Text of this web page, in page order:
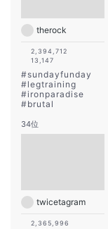
therock
2,394,712
13,147
#sundayfunday
#legtraining
#ironparadise
#brutal
34位
twicetagram
2,365,996